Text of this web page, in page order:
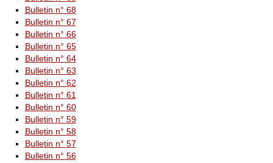
Bulletin n° 68
Bulletin n° 67
Bulletin n° 66
Bulletin n° 65
Bulletin n° 64
Bulletin n° 63
Bulletin n° 62
Bulletin n° 61
Bulletin n° 60
Bulletin n° 59
Bulletin n° 58
Bulletin n° 57
Bulletin n° 56